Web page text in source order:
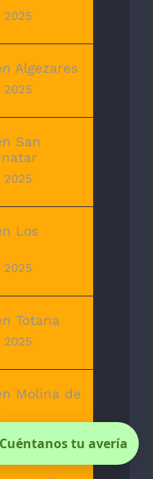
Algezares
San
Los
Totana
Molina de
Cuéntanos tu avería